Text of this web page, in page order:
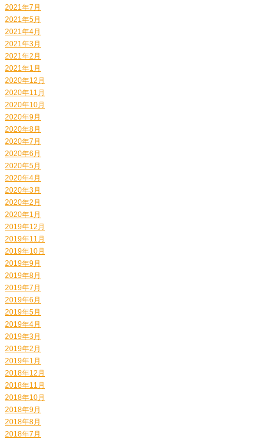
2021年7月
2021年5月
2021年4月
2021年3月
2021年2月
2021年1月
2020年12月
2020年11月
2020年10月
2020年9月
2020年8月
2020年7月
2020年6月
2020年5月
2020年4月
2020年3月
2020年2月
2020年1月
2019年12月
2019年11月
2019年10月
2019年9月
2019年8月
2019年7月
2019年6月
2019年5月
2019年4月
2019年3月
2019年2月
2019年1月
2018年12月
2018年11月
2018年10月
2018年9月
2018年8月
2018年7月